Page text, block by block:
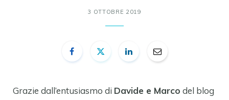
3 OTTOBRE 2019
Grazie dall’entusiasmo di Davide e Marco del blog